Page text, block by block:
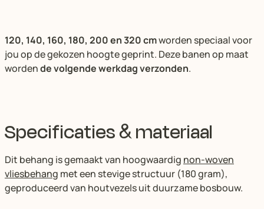
120, 140, 160, 180, 200 en 320 cmworden speciaal voor
jou op de gekozen hoogte geprint. Deze banen op maat
wordende volgende werkdag verzonden.
Specificaties & materiaal
Dit behang is gemaakt van hoogwaardig non-woven
vliesbehang met een stevige structuur (180 gram),
geproduceerd van houtvezels uit duurzame bosbouw.